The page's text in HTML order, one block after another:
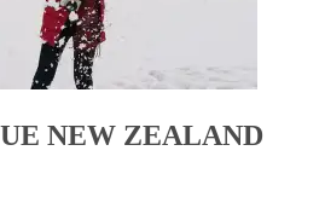
NEW ZEALAND